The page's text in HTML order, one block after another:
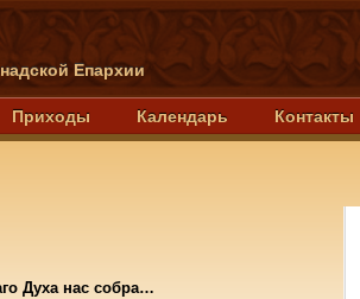
Епархии
Приходы Календарь Контакты
Духа нас собра…